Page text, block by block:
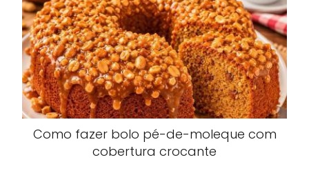
Como fazer bolo pé-de-moleque com
cobertura crocante